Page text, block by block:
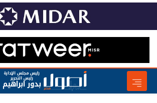
رئيس مجلس الإدارة
رئيس التحرير
بدور ابراهيم